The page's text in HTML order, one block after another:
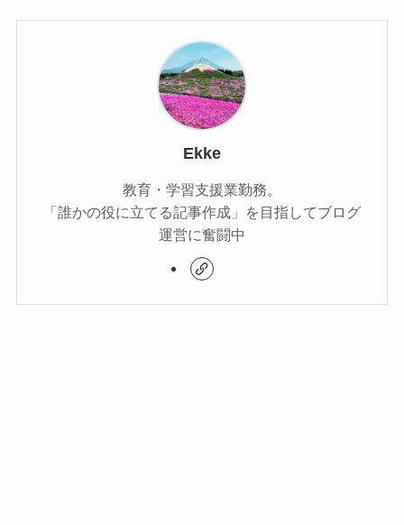
Ekke
教育・学習支援業勤務。
「誰かの役に立てる記事作成」を目指してブログ
運営に奮闘中